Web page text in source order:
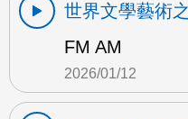
世界文學藝術
FM AM
2026/01/12